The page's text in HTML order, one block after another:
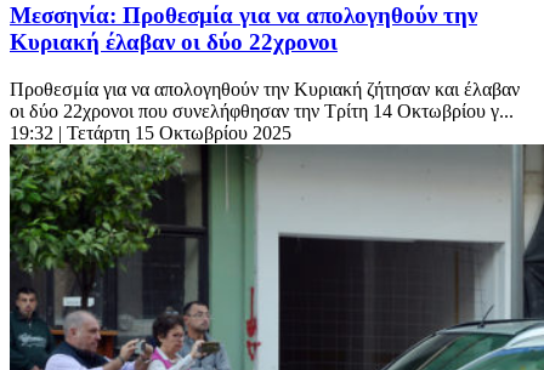
Μεσσηνία: Προθεσμία για να απολογηθούν την
Κυριακή έλαβαν οι δύο 22χρονοι
Προθεσμία για να απολογηθούν την Κυριακή ζήτησαν και έλαβαν
οι δύο 22χρονοι που συνελήφθησαν την Τρίτη 14 Οκτωβρίου γ...
19:32 | Τετάρτη 15 Οκτωβρίου 2025